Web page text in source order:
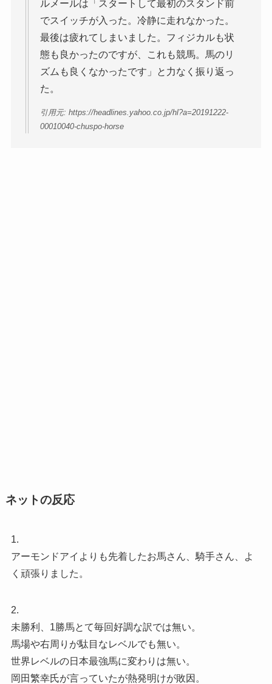
ルメールは「スタートして最初のスタンド前
でスイッチが入った。冷静に走れなかった。
最後は疲れてしまいました。フィジカルも状
態も良かったのですが、これも競馬。馬のリ
ズムも良くなかったです」と力なく振り返っ
た。
引用元: https://headlines.yahoo.co.jp/hl?a=20191222-
00010040-chuspo-horse
ネットの反応
1.
アーモンドアイよりも先着したお馬さん、騎手さん、よ
く頑張りました。
2.
未勝利、1勝馬とて毎回好調な訳では無い。
馬場や右周りが駄目なレベルでも無い。
世界レベルの日本最強馬に変わりは無い。
岡田繁幸氏が言っていたが熱発明けが敗因。